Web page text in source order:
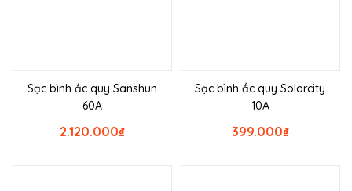
Sạc bình ắc quy Sanshun
60A
₫
2.120.000
Sạc bình ắc quy Solarcity
10A
₫
399.000